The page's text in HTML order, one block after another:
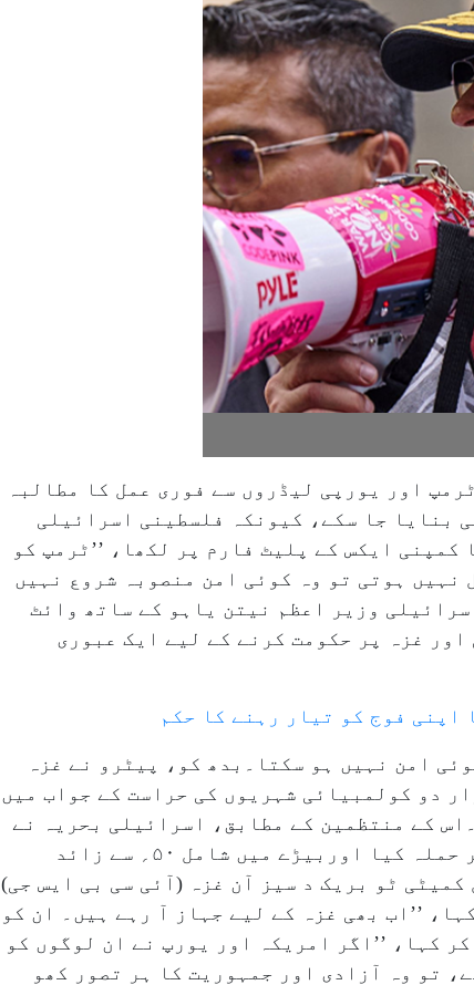
اور یورپی لیڈروں سے فوری عمل کا مطالبہ
بنایا جا سکے، کیونکہ فلسطینی اسرائیلی
ایکس کے پلیٹ فارم پر لکھا، ’’ٹرمپ کو
نہیں ہوتی تو وہ کوئی امن منصوبہ شروع نہیں
جس کا اعلان اسرائیلی وزیر اعظم نیتن یاہو کے ساتھ وائٹ
غزہ پر حکومت کرنے کے لیے ایک عبوری
اپنی فوج کو تیار رہنے کا حکم
امن نہیں ہو سکتا۔بدھ کو، پیٹرو نے غزہ
دو کولمبیائی شہریوں کی حراست کے جواب میں
کے منتظمین کے مطابق، اسرائیلی بحریہ نے
محصور غزہ کی پٹی کے لیے روانہ ہونے والے `گلوبل صمود فلوٹیلا پر حملہ کیا اوربیڑے میں شامل ۵۰؍ سے زائد
کمیٹی ٹو بریک د سیز آن غزہ (آئی سی بی ایس جی)
’’اب بھی غزہ کے لیے جہاز آ رہے ہیں۔ ان کو
کہا، ’’اگر امریکہ اور یورپ نے ان لوگوں کو
تو وہ آزادی اور جمہوریت کا ہر تصور کھو